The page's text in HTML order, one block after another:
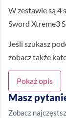
W zestawie są 4
Sword Xtreme3
Jeśli szukasz
zobacz także
Pokaż opis
Masz
Zobacz